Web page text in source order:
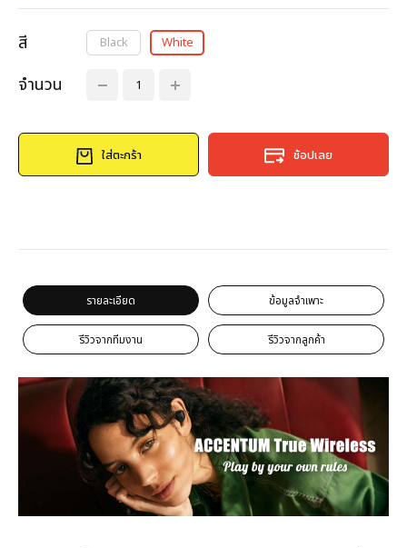
สี Black White
จำนวน
ใส่ตะกร้า ช้อปเลย
รายละเอียด ข้อมูลจำเพาะ
รีวิวจากทีมงาน รีวิวจากลูกค้า